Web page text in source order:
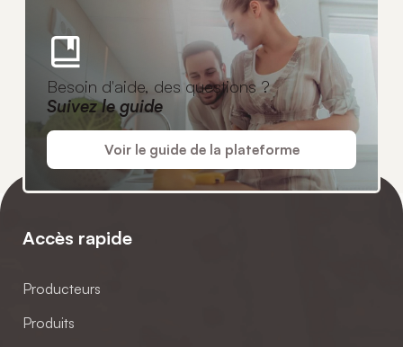
Besoin d'aide, des questions ?
Suivez le guide
Voir le guide de la plateforme
Accès rapide
Producteurs
Produits